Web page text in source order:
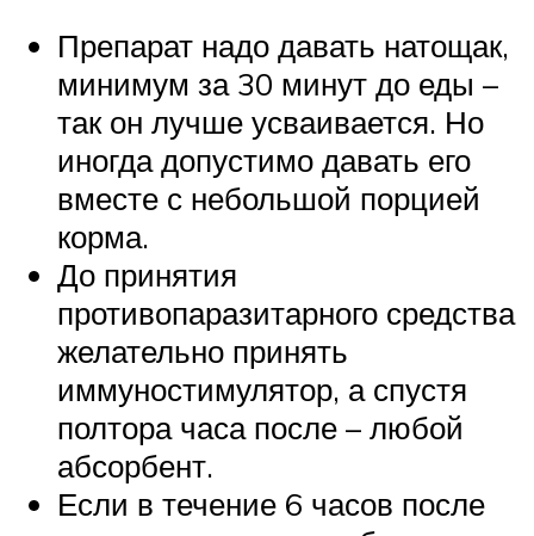
Препарат надо давать натощак,
минимум за 30 минут до еды –
так он лучше усваивается. Но
иногда допустимо давать его
вместе с небольшой порцией
корма.
До принятия
противопаразитарного средства
желательно принять
иммуностимулятор, а спустя
полтора часа после – любой
абсорбент.
Если в течение 6 часов после